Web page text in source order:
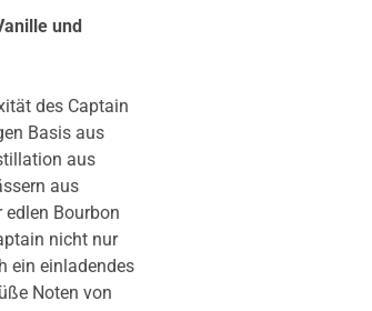
und
des Captain
Basis aus
aus
aus
edlen Bourbon
nicht nur
ein einladendes
Noten von